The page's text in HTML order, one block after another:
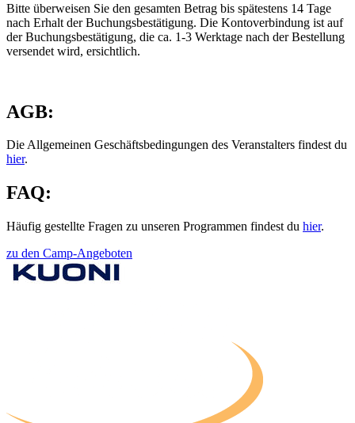
Bitte überweisen Sie den gesamten Betrag bis spätestens 14 Tage
nach Erhalt der Buchungsbestätigung. Die Kontoverbindung ist auf
der Buchungsbestätigung, die ca. 1-3 Werktage nach der Bestellung
versendet wird, ersichtlich.
AGB:
Die Allgemeinen Geschäftsbedingungen des Veranstalters findest du
hier.
FAQ:
Häufig gestellte Fragen zu unseren Programmen findest du hier.
zu den Camp-Angeboten